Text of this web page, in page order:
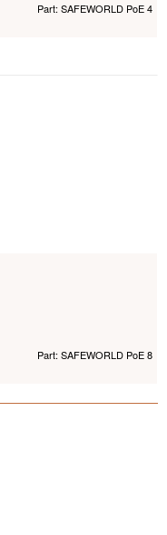
Part: SAFEWORLD PoE 4
Part: SAFEWORLD PoE 8